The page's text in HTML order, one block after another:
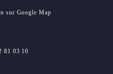
sur Google Map
81 03 10